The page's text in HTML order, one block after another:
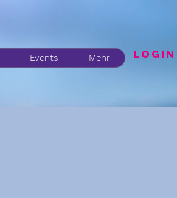
Events Mehr LogIN